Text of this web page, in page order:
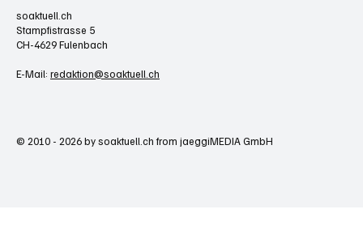
soaktuell.ch
Stampfistrasse 5
CH-4629 Fulenbach
E-Mail: redaktion@soaktuell.ch
© 2010 - 2026 by soaktuell.ch from jaeggiMEDIA GmbH